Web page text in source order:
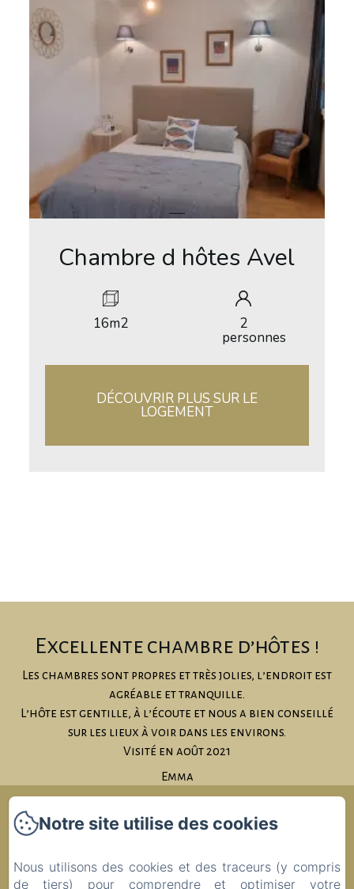
Chambre d hôtes Avel
16m2 2
personnes
DÉCOUVRIR PLUS SUR LE
LOGEMENT
Excellente chambre d’hôtes !
Les chambres sont propres et très jolies, l’endroit est
agréable et tranquille.
L’hôte est gentille, à l’écoute et nous a bien conseillé
sur les lieux à voir dans les environs.
Visité en août 2021
Emma
Nos Chambres
Notre site utilise des cookies
Nous utilisons des cookies et des traceurs (y compris
de tiers) pour comprendre et optimiser votre